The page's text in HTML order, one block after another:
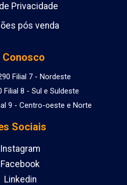
Privacidade
pós venda
Conosco
Filial 7 - Nordeste
Filial 8 - Sul e Suldeste
9 - Centro-oeste e Norte
Sociais
Instagram
Facebook
Linkedin